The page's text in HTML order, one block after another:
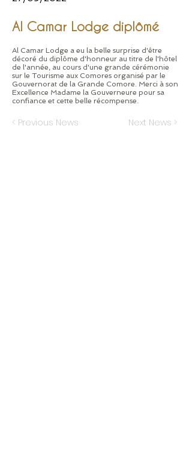
Al Camar Lodge diplômé
Al Camar Lodge a eu la belle surprise d'être
décoré du diplôme d'honneur au titre de l'hôtel
de l'année, au cours d'une grande cérémonie
sur le Tourisme aux Comores organisé par le
Gouvernorat de la Grande Comore. Merci à son
Excellence Madame la Gouverneure pour sa
confiance et cette belle récompense.
< Previous News Next News >